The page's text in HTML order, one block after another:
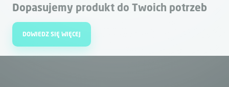
Dopasujemy produkt do Twoich potrzeb
DOWIEDZ SIĘ WIĘCEJ